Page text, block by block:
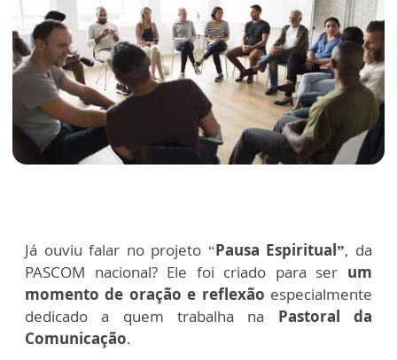
Já ouviu falar no projeto “Pausa Espiritual”, da
PASCOM nacional? Ele foi criado para ser um
momento de oração e reflexão especialmente
dedicado a quem trabalha na Pastoral da
Comunicação.